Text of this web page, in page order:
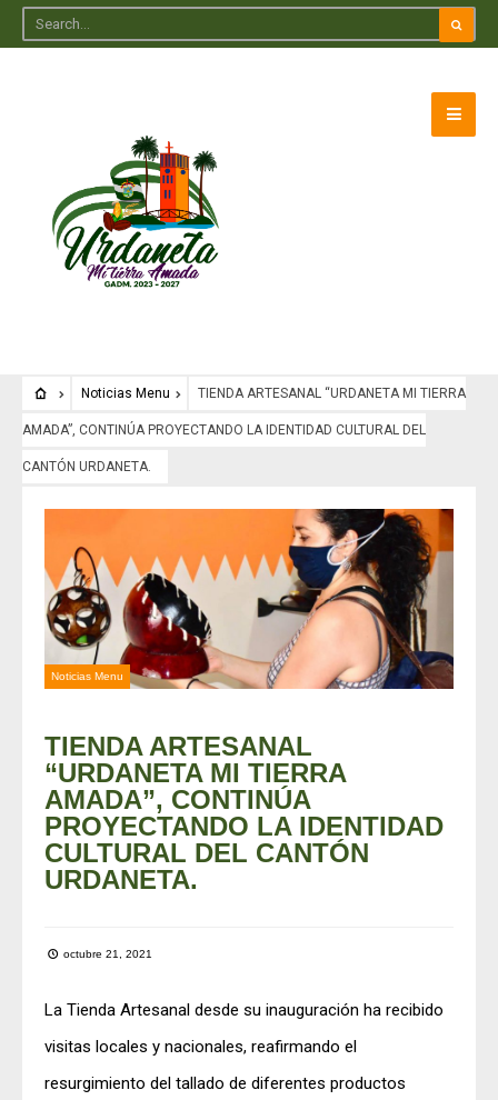
Noticias Menu TIENDA ARTESANAL “URDANETA MI TIERRA
AMADA”, CONTINÚA PROYECTANDO LA IDENTIDAD CULTURAL DEL
CANTÓN URDANETA.
Noticias Menu
TIENDA ARTESANAL
“URDANETA MI TIERRA
AMADA”, CONTINÚA
PROYECTANDO LA IDENTIDAD
CULTURAL DEL CANTÓN
URDANETA.
octubre 21, 2021
La Tienda Artesanal desde su inauguración ha recibido
visitas locales y nacionales, reafirmando el
resurgimiento del tallado de diferentes productos